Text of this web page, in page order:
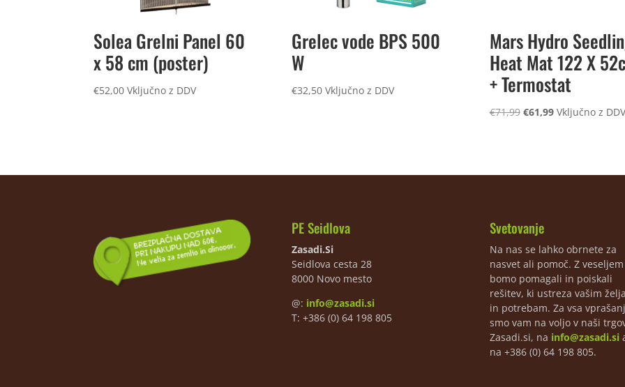
Solea Grelni Panel 60
x 58 cm (poster)
€52,00 Vključno z DDV
Grelec vode BPS 500
W
€32,50 Vključno z DDV
Mars Hydro
Heat Mat 122 X
+ Termostat
€71,99 Izvirna
€71,99.
€61,99Trenutna
Vključno z DDV
PE Seidlova
Zasadi.Si
Seidlova cesta 28
8000 Novo mesto
@: info@zasadi.si
T: +386 (0) 64 198 805
Svetovanje
Na nas se lahko obrnete za
nasvet ali pomoč. Z
bomo pomagali in poiskali
rešitev, ki ustreza vašim
in potrebam. Za vsa
smo vam na voljo v naši
Zasadi.si, na info@zasadi.si
na +386 (0) 64 198 805.